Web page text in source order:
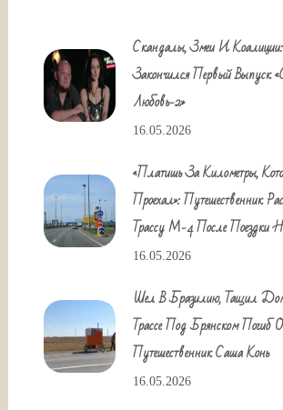
Скандалы, Змеи И
Закончился Первый Выпуск
Любовь-2»
16.05.2026
«Платишь За Километры,
Проехал»: Путешественник
Трассу М-4 После Поездки
16.05.2026
Шел В Бразилию, Тащил
Трассе Под Брянском Погиб
Путешественник Саша Конь
16.05.2026